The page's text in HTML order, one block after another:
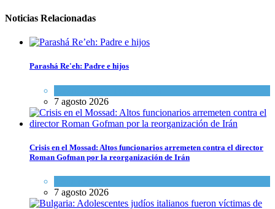
Noticias Relacionadas
Parashá Re'eh: Padre e hijos
7 agosto 2026
Crisis en el Mossad: Altos funcionarios arremeten contra el director
Roman Gofman por la reorganización de Irán
7 agosto 2026